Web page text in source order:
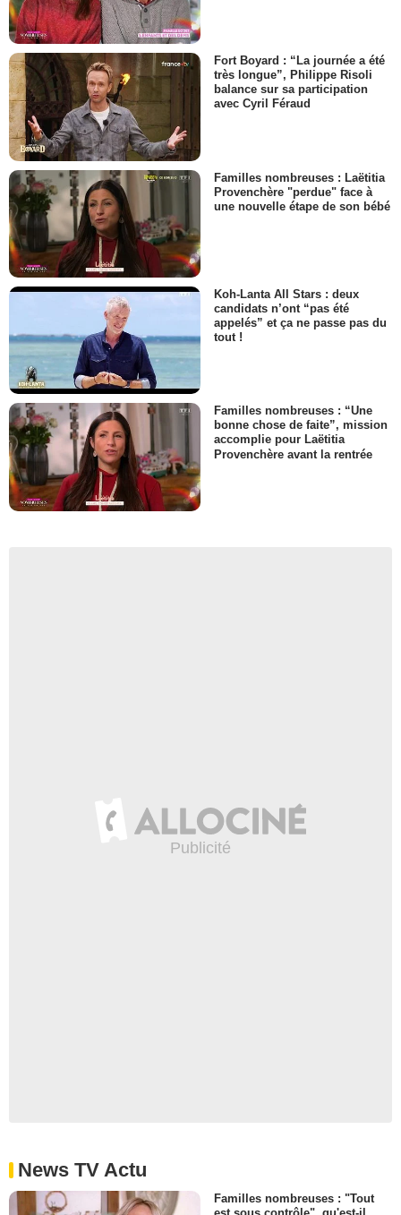
Fort Boyard : “La journée a été
très longue”, Philippe Risoli
balance sur sa participation
avec Cyril Féraud
Familles nombreuses : Laëtitia
Provenchère "perdue" face à
une nouvelle étape de son bébé
Koh-Lanta All Stars : deux
candidats n’ont “pas été
appelés” et ça ne passe pas du
tout !
Familles nombreuses : “Une
bonne chose de faite”, mission
accomplie pour Laëtitia
Provenchère avant la rentrée
News TV Actu
Familles nombreuses : "Tout